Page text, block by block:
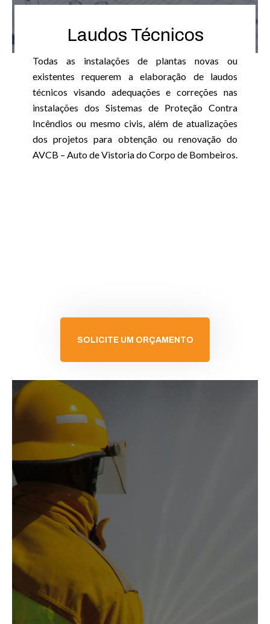
Laudos Técnicos
Todas as instalações de plantas novas ou
existentes requerem a elaboração de laudos
técnicos visando adequações e correções nas
instalações dos Sistemas de Proteção Contra
Incêndios ou mesmo civis, além de atualizações
dos projetos para obtenção ou renovação do
AVCB – Auto de Vistoria do Corpo de Bombeiros.
SOLICITE UM ORÇAMENTO
SOLICITAR ORÇAMENTO